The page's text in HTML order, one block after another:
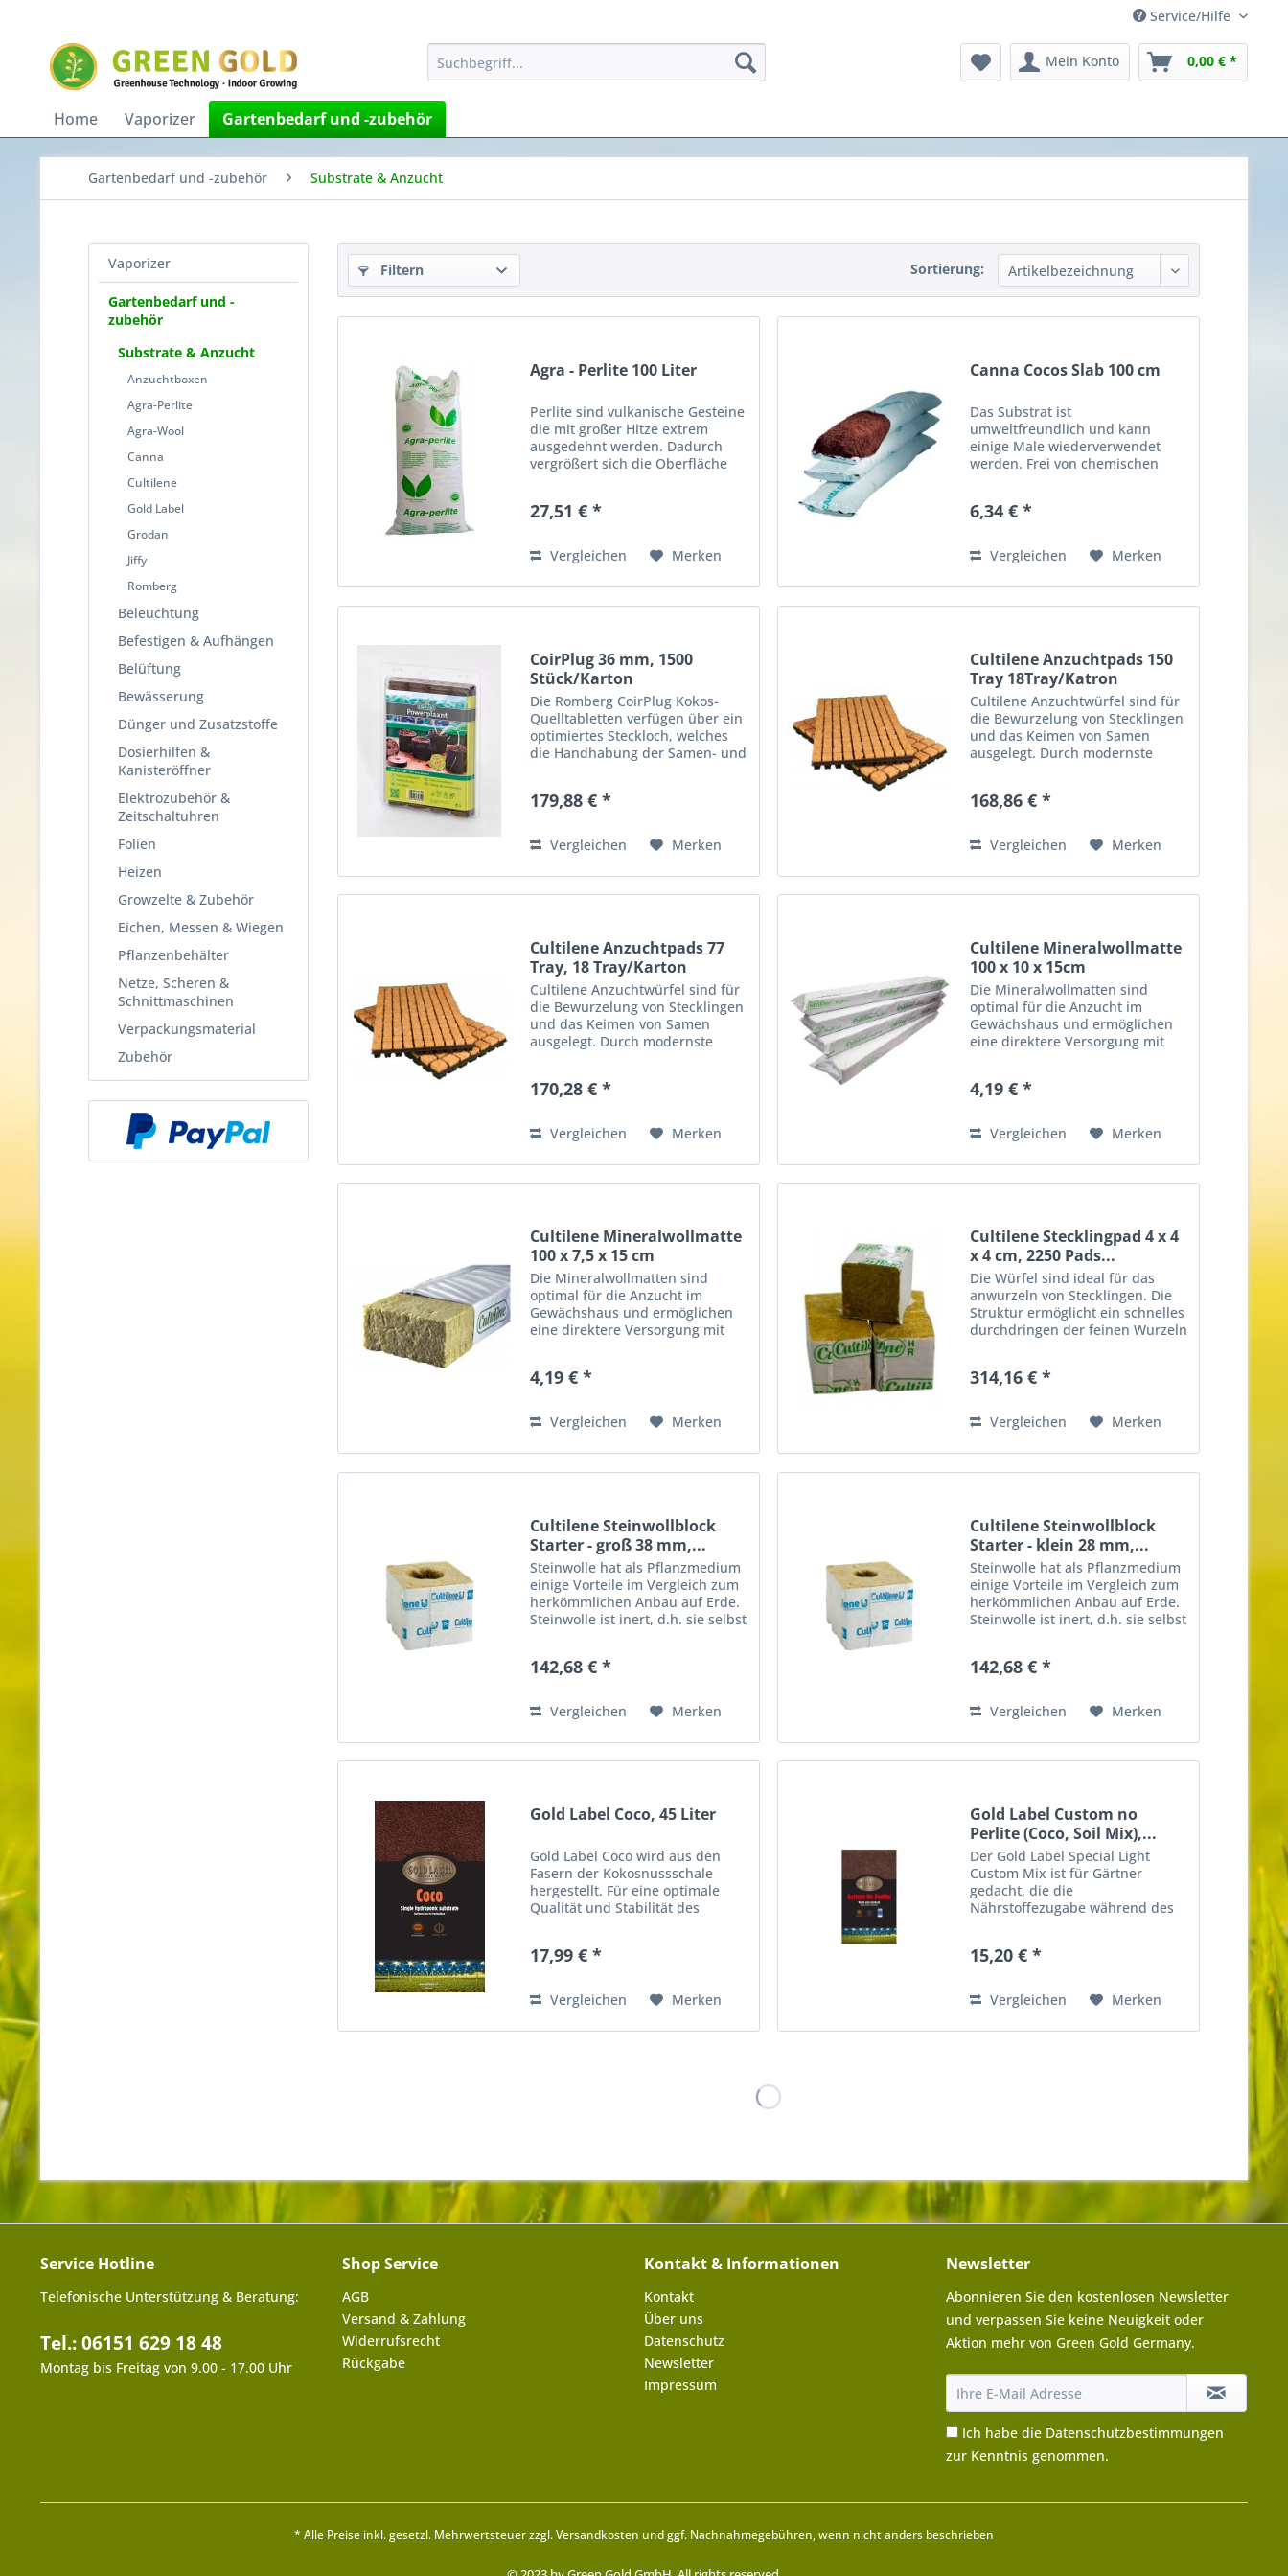
Service/Hilfe
Mein Konto 0,00 € *
Home Vaporizer Gartenbedarf und -zubehör
Gartenbedarf und -zubehör Substrate & Anzucht
Vaporizer
Gartenbedarf und -
zubehör
Substrate & Anzucht
Anzuchtboxen
Agra-Perlite
Agra-Wool
Canna
Cultilene
Gold Label
Grodan
Jiffy
Romberg
Beleuchtung
Befestigen & Aufhängen
Belüftung
Bewässerung
Dünger und Zusatzstoffe
Dosierhilfen &
Kanisteröffner
Elektrozubehör &
Zeitschaltuhren
Folien
Heizen
Growzelte & Zubehör
Eichen, Messen & Wiegen
Pflanzenbehälter
Netze, Scheren &
Schnittmaschinen
Verpackungsmaterial
Zubehör
Filtern Sortierung:
Agra - Perlite 100 Liter
Perlite sind vulkanische Gesteine
die mit großer Hitze extrem
ausgedehnt werden. Dadurch
vergrößert sich die Oberfläche
Zudem verhindern sie eine
27,51 € *
Vergleichen Merken
Canna Cocos Slab 100 cm
Das Substrat ist
umweltfreundlich und kann
einige Male wiederverwendet
werden. Frei von chemischen
Krankheiten. Im Vergleich zu
Gartenbau...
6,34 € *
Vergleichen Merken
CoirPlug 36 mm, 1500
Stück/Karton
Die Romberg CoirPlug Kokos-
Quelltabletten verfügen über ein
optimiertes Steckloch, welches
die Handhabung der Samen- und
das größere Steckloch ein
179,88 € *
Vergleichen Merken
Cultilene Anzuchtpads 150
Tray 18Tray/Katron
Cultilene Anzuchtwürfel sind für
die Bewurzelung von Stecklingen
und das Keimen von Samen
ausgelegt. Durch modernste
und erhält so seine einzigartige
168,86 € *
Vergleichen Merken
Cultilene Anzuchtpads 77
Tray, 18 Tray/Karton
Cultilene Anzuchtwürfel sind für
die Bewurzelung von Stecklingen
und das Keimen von Samen
ausgelegt. Durch modernste
und erhält so seine einzigartige
170,28 € *
Vergleichen Merken
Cultilene Mineralwollmatte
100 x 10 x 15cm
Die Mineralwollmatten sind
optimal für die Anzucht im
Gewächshaus und ermöglichen
eine direktere Versorgung mit
luftdurchlässige Struktur
4,19 € *
Vergleichen Merken
Cultilene Mineralwollmatte
100 x 7,5 x 15 cm
Die Mineralwollmatten sind
optimal für die Anzucht im
Gewächshaus und ermöglichen
eine direktere Versorgung mit
luftdurchlässige Struktur
4,19 € *
Vergleichen Merken
Cultilene Stecklingpad 4 x 4
x 4 cm, 2250 Pads...
Die Würfel sind ideal für das
anwurzeln von Stecklingen. Die
Struktur ermöglicht ein schnelles
durchdringen der feinen Wurzeln
4cm x 4cm -2250 Pads proKarton
314,16 € *
Vergleichen Merken
Cultilene Steinwollblock
Starter - groß 38 mm,...
Steinwolle hat als Pflanzmedium
einige Vorteile im Vergleich zum
herkömmlichen Anbau auf Erde.
Steinwolle ist inert, d.h. sie selbst
Grower selbst die volle Kontrolle
142,68 € *
Vergleichen Merken
Cultilene Steinwollblock
Starter - klein 28 mm,...
Steinwolle hat als Pflanzmedium
einige Vorteile im Vergleich zum
herkömmlichen Anbau auf Erde.
Steinwolle ist inert, d.h. sie selbst
Grower selbst die volle Kontrolle
142,68 € *
Vergleichen Merken
Gold Label Coco, 45 Liter
Gold Label Coco wird aus den
Fasern der Kokosnussschale
hergestellt. Für eine optimale
Qualität und Stabilität des
Die Schalenfasern werden
EC...
17,99 € *
Vergleichen Merken
Gold Label Custom no
Perlite (Coco, Soil Mix),...
Der Gold Label Special Light
Custom Mix ist für Gärtner
gedacht, die die
Nährstoffezugabe während des
mit dem gleichen hochwertigen
im Special Mix...
15,20 € *
Vergleichen Merken
Service Hotline
Telefonische Unterstützung & Beratung:
Tel.: 06151 629 18 48
Montag bis Freitag von 9.00 - 17.00 Uhr
Shop Service
AGB
Versand & Zahlung
Widerrufsrecht
Rückgabe
Kontakt & Informationen
Kontakt
Über uns
Datenschutz
Newsletter
Impressum
Newsletter
Abonnieren Sie den kostenlosen Newsletter
und verpassen Sie keine Neuigkeit oder
Aktion mehr von Green Gold Germany.
Ich habe die Datenschutzbestimmungen
zur Kenntnis genommen.
* Alle Preise inkl. gesetzl. Mehrwertsteuer zzgl.Versandkosten und ggf. Nachnahmegebühren, wenn nicht anders beschrieben